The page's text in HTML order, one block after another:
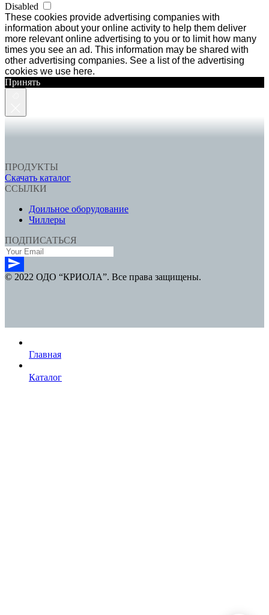
Disabled
These cookies provide advertising companies with
information about your online activity to help them deliver
more relevant online advertising to you or to limit how many
times you see an ad. This information may be shared with
other advertising companies. See a list of the advertising
cookies we use here.
Принять
ПРОДУКТЫ
Скачать каталог
ССЫЛКИ
Доильное оборудование
Чиллеры
ПОДПИСАТЬСЯ
© 2022 ОДО “КРИОЛА”. Все права защищены.
Главная
Каталог